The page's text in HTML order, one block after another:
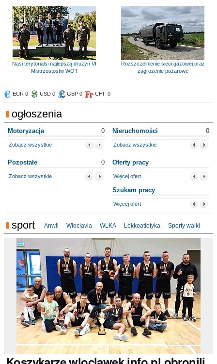
Nasi terytorialsi najlepszą drużyn VI
Mistrzostostw WOT
Rozszczelnienie sieci gazowej oraz
zagrożenie pożarowe
EUR 0 USD 0 GBP 0 CHF 0
ogłoszenia
Motoryzacja 0
Zobacz wszystkie
Nieruchomości 0
Zobacz wszystkie
Pozostałe 0
Zobacz wszystkie
Oferty pracy
Więcej ofert
Szukam pracy
Więcej ofert
sport Anwil Włocłavia WLKA Lekkoatletyka Sporty walki